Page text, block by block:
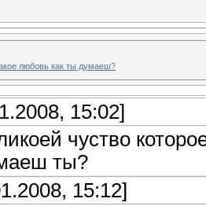
любовь как ты думаеш?
15:02]
чуство
ты?
15:12]